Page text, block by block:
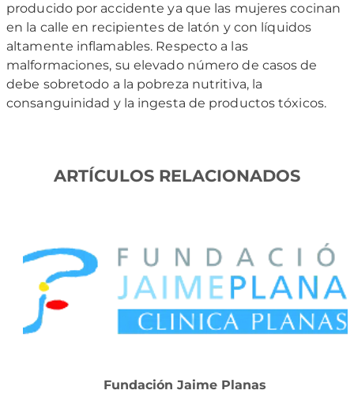
producido por accidente ya que las mujeres cocinan
en la calle en recipientes de latón y con líquidos
altamente inflamables. Respecto a las
malformaciones, su elevado número de casos de
debe sobretodo a la pobreza nutritiva, la
consanguinidad y la ingesta de productos tóxicos.
ARTÍCULOS RELACIONADOS
Fundación Jaime Planas